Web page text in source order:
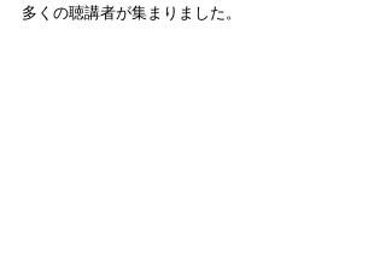
多くの聴講者が集まりました。